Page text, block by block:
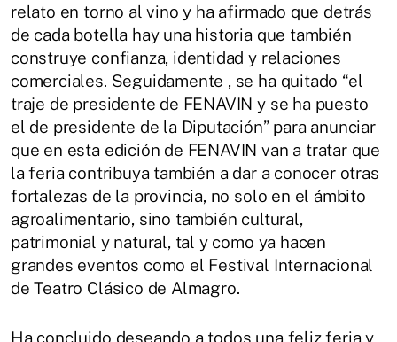
relato en torno al vino y ha afirmado que detrás
de cada botella hay una historia que también
construye confianza, identidad y relaciones
comerciales. Seguidamente , se ha quitado “el
traje de presidente de FENAVIN y se ha puesto
el de presidente de la Diputación” para anunciar
que en esta edición de FENAVIN van a tratar que
la feria contribuya también a dar a conocer otras
fortalezas de la provincia, no solo en el ámbito
agroalimentario, sino también cultural,
patrimonial y natural, tal y como ya hacen
grandes eventos como el Festival Internacional
de Teatro Clásico de Almagro.
Ha concluido deseando a todos una feliz feria y